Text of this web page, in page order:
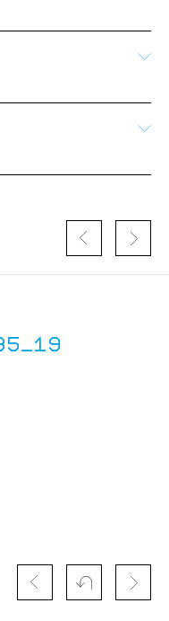
le ZAPS
Da lahko do nje
prijaviti.